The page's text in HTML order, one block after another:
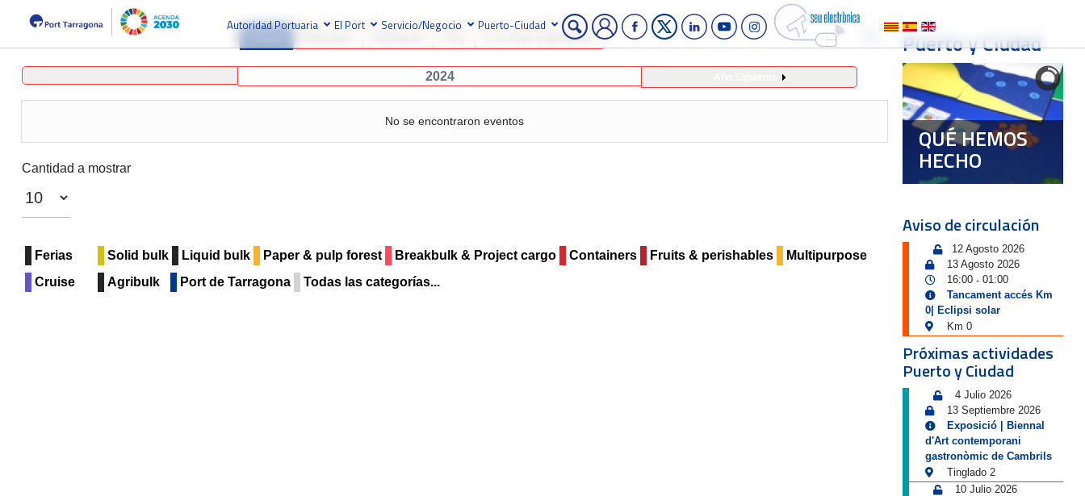
Autoridad Portuaria El Port Servicio/Negocio Puerto-Ciudad
Ir al mes específico
2024
No se encontraron eventos
Lista de límites de paginación
Cantidad a mostrar
Ferias Solid bulk Liquid bulk Paper & pulp forest Breakbulk & Project cargo Containers Fruits & perishables
Multipurpose
Cruise
Agribulk Port de Tarragona Todas las categorías...
Puerto y Ciudad
QUÉ HEMOS
HECHO
Aviso de circulación
12 Agosto 2026
13 Agosto 2026
16:00- 01:00
Tancament accés Km
0| Eclipsi solar
Km 0
Próximas actividades
Puerto y Ciudad
4 Julio 2026
13 Septiembre 2026
Exposició | Biennal
d'Art contemporani
gastronòmic de Cambrils
Tinglado 2
10 Julio 2026